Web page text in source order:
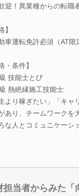
迎！異業種からの転職
】
車運転免許必須（AT限
・条件】
技能士とび
熱絶縁施工技能士
より稼ぎたい」「キ
あり、チームワークを
な人とコミュニケーシ
担当者からみた「